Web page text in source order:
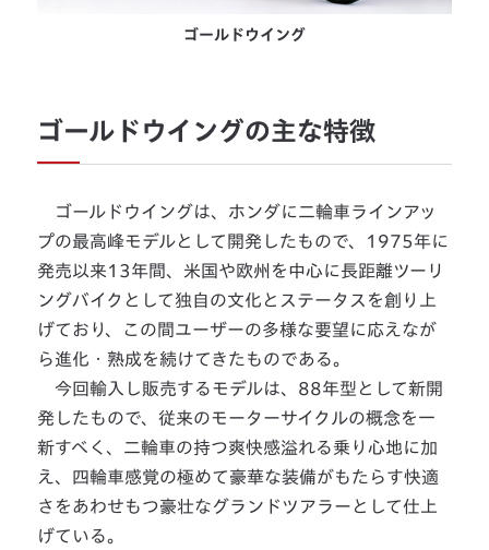
ゴールドウイング
ゴールドウイングの主な特徴
ゴールドウイングは、ホンダに二輪車ラインアッ
プの最高峰モデルとして開発したもので、1975年に
発売以来13年間、米国や欧州を中心に長距離ツーリ
ングバイクとして独自の文化とステータスを創り上
げており、この間ユーザーの多様な要望に応えなが
ら進化・熟成を続けてきたものである。
今回輸入し販売するモデルは、88年型として新開
発したもので、従来のモーターサイクルの概念を一
新すべく、二輪車の持つ爽快感溢れる乗り心地に加
え、四輪車感覚の極めて豪華な装備がもたらす快適
さをあわせもつ豪壮なグランドツアラーとして仕上
げている。